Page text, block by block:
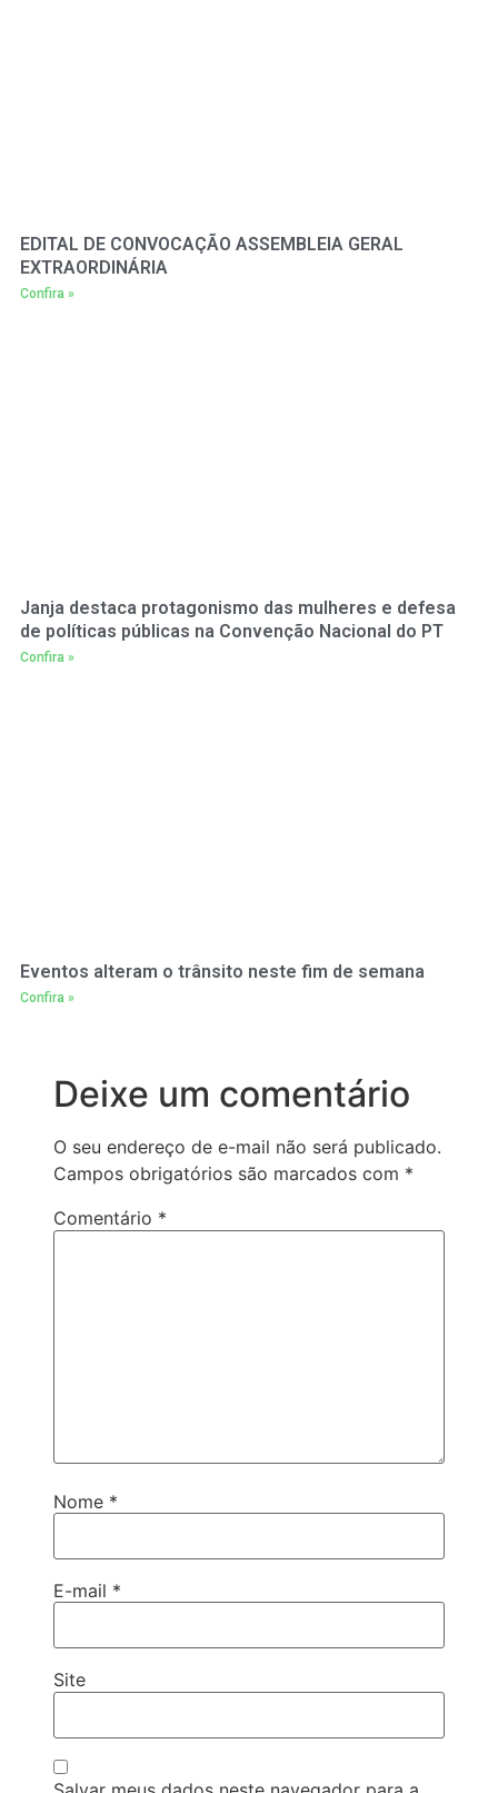
EDITAL DE CONVOCAÇÃO ASSEMBLEIA GERAL
EXTRAORDINÁRIA
Confira »
Janja destaca protagonismo das mulheres e defesa
de políticas públicas na Convenção Nacional do PT
Confira »
Eventos alteram o trânsito neste fim de semana
Confira »
Deixe um comentário
O seu endereço de e-mail não será publicado.
Campos obrigatórios são marcados com *
Comentário *
Nome *
E-mail *
Site